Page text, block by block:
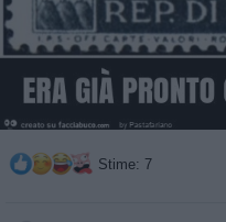
Stime: 7